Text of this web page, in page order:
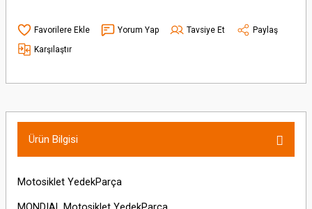
Yorum Yap Tavsiye Et
Paylaş
Karşılaştır
Ürün Bilgisi
Motosiklet YedekParça